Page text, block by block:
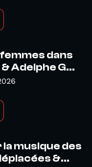
dans
Adelphe G...
musique des
&...